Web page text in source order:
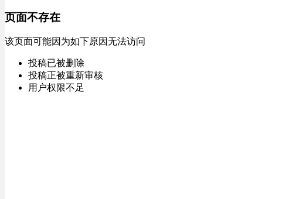
页面不存在
该页面可能因为如下原因无法访问
投稿已被删除
投稿正被重新审核
用户权限不足